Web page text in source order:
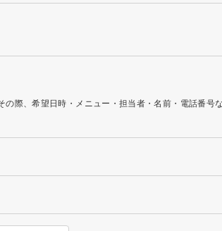
際、希望日時・メニュー・担当者・名前・電話番号